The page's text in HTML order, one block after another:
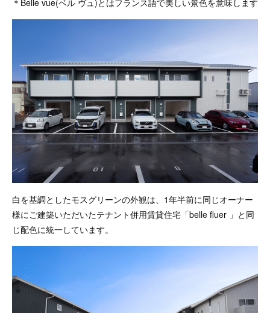
＊Belle vue(ベル ヴュ)とはフランス語で美しい景色を意味します
白を基調としたモスグリーンの外観は、1年半前に同じオーナー
様にご建築いただいたテナント併用賃貸住宅「belle fluer 」と同
じ配色に統一しています。